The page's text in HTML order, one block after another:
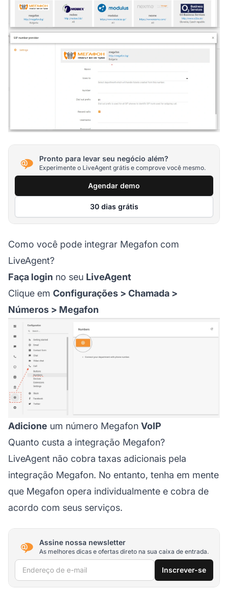
Pronto para levar seu negócio além?
Experimente o LiveAgent grátis e comprove você mesmo.
Agendar demo
30 dias grátis
Como você pode integrar Megafon com
LiveAgent?
Faça login no seu LiveAgent
Clique em Configurações > Chamada >
Números > Megafon
Adicione um número Megafon VoIP
Quanto custa a integração Megafon?
LiveAgent não cobra taxas adicionais pela
integração Megafon. No entanto, tenha em mente
que Megafon opera individualmente e cobra de
acordo com seus serviços.
Assine nossa newsletter
As melhores dicas e ofertas direto na sua caixa de entrada.
Endereço de e-mail Inscrever-se